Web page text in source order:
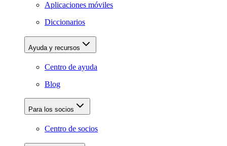
Aplicaciones móviles
Diccionarios
Ayuda y recursos
Centro de ayuda
Blog
Para los socios
Centro de socios